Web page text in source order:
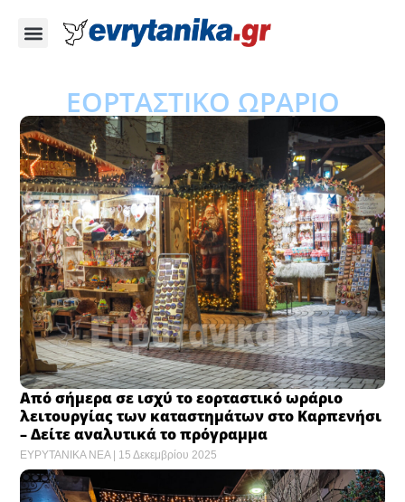
ΕΟΡΤΑΣΤΙΚΟ ΩΡΑΡΙΟ
Από σήμερα σε ισχύ το εορταστικό ωράριο
λειτουργίας των καταστημάτων στο Καρπενήσι
– Δείτε αναλυτικά το πρόγραμμα
ΕΥΡΥΤΑΝΙΚΑ ΝΕΑ 15 Δεκεμβρίου 2025